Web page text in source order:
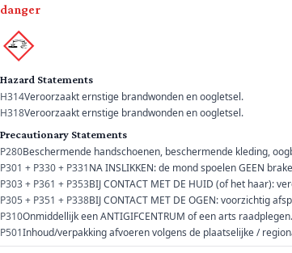
danger
Hazard Statements
H314Veroorzaakt ernstige brandwonden en oogletsel.
H318Veroorzaakt ernstige brandwonden en oogletsel.
Precautionary Statements
P280Beschermende handschoenen, beschermende kleding,
P301 + P330 + P331NA INSLIKKEN: de mond spoelen GEEN
P303 + P361 + P353BIJ CONTACT MET DE HUID (of het haar):
P305 + P351 + P338BIJ CONTACT MET DE OGEN: voorzichtig
P310Onmiddellijk een ANTIGIFCENTRUM of een arts raadplegen.
P501Inhoud/verpakking afvoeren volgens de plaatselijke /